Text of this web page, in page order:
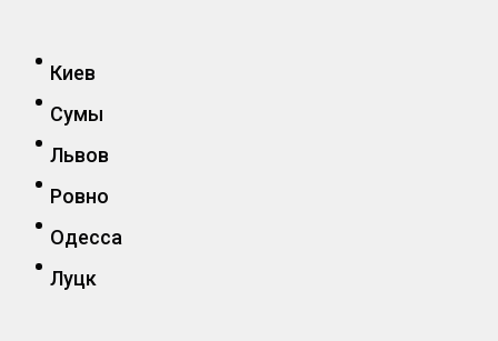
Киев
Сумы
Львов
Ровно
Одесса
Луцк